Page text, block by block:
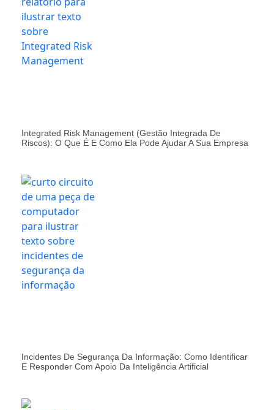
Integrated Risk Management (Gestão Integrada De
Riscos): O Que É E Como Ela Pode Ajudar A Sua Empresa
Incidentes De Segurança Da Informação: Como Identificar
E Responder Com Apoio Da Inteligência Artificial